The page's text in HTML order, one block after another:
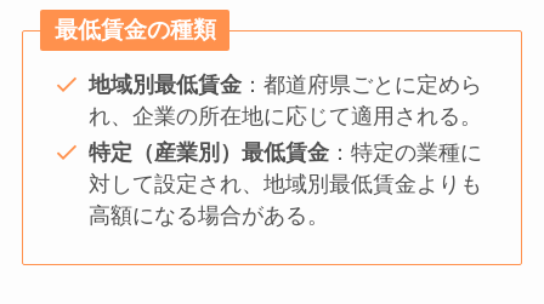
最低賃金の種類
地域別最低賃金：都道府県ごとに定めら
れ、企業の所在地に応じて適用される。
特定（産業別）最低賃金：特定の業種に
対して設定され、地域別最低賃金よりも
高額になる場合がある。